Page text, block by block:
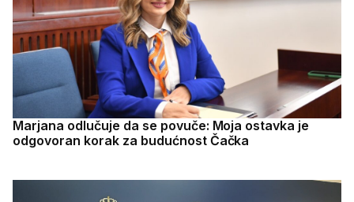
Marjana odlučuje da se povuče: Moja ostavka je
odgovoran korak za budućnost Čačka